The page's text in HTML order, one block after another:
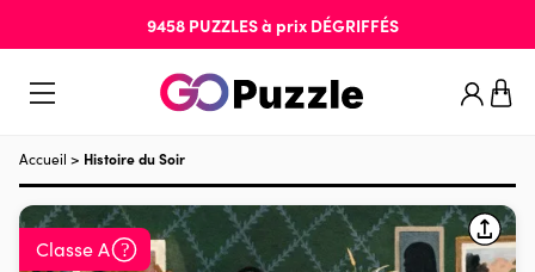
9458 PUZZLESà prix DÉGRIFFÉS
Accueil > Histoire du Soir
Classe A